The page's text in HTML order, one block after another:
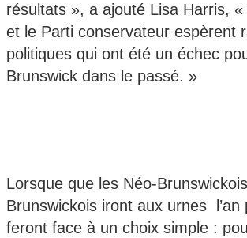
résultats », a ajouté Lisa Harris, «
et le Parti conservateur espèrent
politiques qui ont été un échec
Brunswick dans le passé. »
Lorsque que les Néo-
Brunswickois iront aux urnes l’an
feront face à un choix simple :